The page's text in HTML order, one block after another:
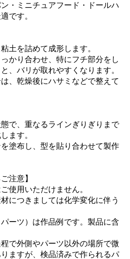
・ミニチュアフード・ドールハ
です。
土を詰めて成形します。
かり合わせ、特にフチ部分をし
、バリが取れやすくなります。
、乾燥後にハサミなどで整えて
で、重なるラインぎりぎりまで
ます。
塗布し、型を貼り合わせて製作
注意】
使用いただけません。
につきましては化学変化に伴う
ーツ）は作品例です。製品に含
で外側やパーツ以外の場所で微
ますが、検品済みで作られるパ